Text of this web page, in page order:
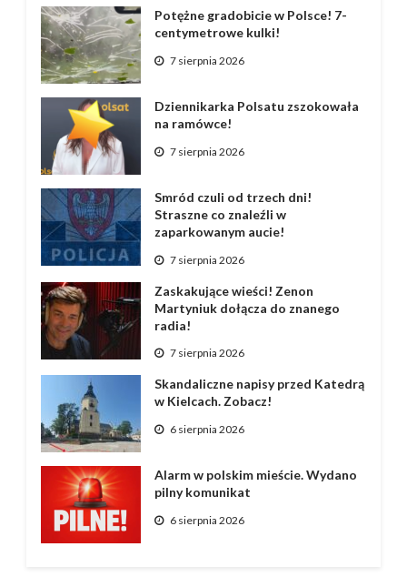
Potężne gradobicie w Polsce! 7-
centymetrowe kulki!
7 sierpnia 2026
Dziennikarka Polsatu zszokowała
na ramówce!
7 sierpnia 2026
Smród czuli od trzech dni!
Straszne co znaleźli w
zaparkowanym aucie!
7 sierpnia 2026
Zaskakujące wieści! Zenon
Martyniuk dołącza do znanego
radia!
7 sierpnia 2026
Skandaliczne napisy przed Katedrą
w Kielcach. Zobacz!
6 sierpnia 2026
Alarm w polskim mieście. Wydano
pilny komunikat
6 sierpnia 2026